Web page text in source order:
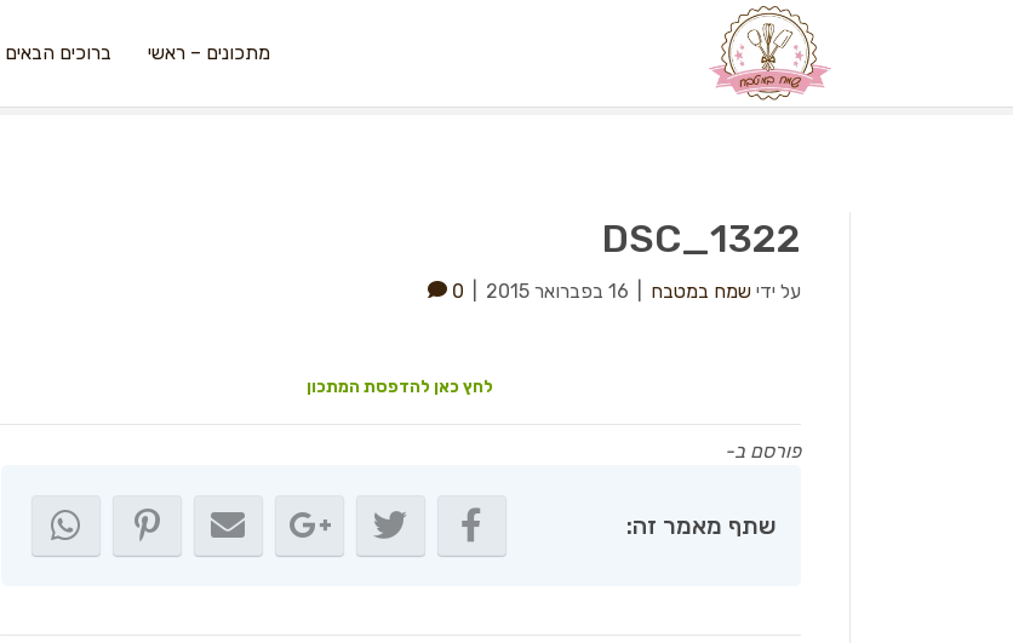
מתכונים – ראשי ברוכים הבאים
DSC_1322
על ידי שמח במטבח 16 בפברואר 2015 0
לחץ כאן להדפסת המתכון
פורסם ב-
שתף מאמר זה: